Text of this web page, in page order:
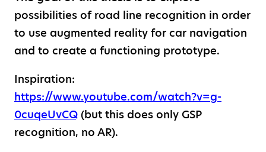
possibilities of road line recognition in order
to use augmented reality for car navigation
and to create a functioning prototype.
Inspiration:
https://www.youtube.com/watch?v=g-
0cuqeUvCQ (but this does only GSP
recognition, no AR).